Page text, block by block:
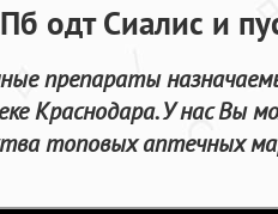
одт Сиалис и
препараты
Краснодара. У нас Вы
топовых аптечных